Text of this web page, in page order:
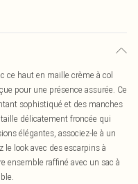
ce haut en maille crème à col
pour une présence assurée. Ce
sophistiqué et des manches
délicatement froncée qui
élégantes, associez-le à un
look avec des escarpins à
ensemble raffiné avec un sac à